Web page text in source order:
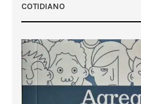
COTIDIANO